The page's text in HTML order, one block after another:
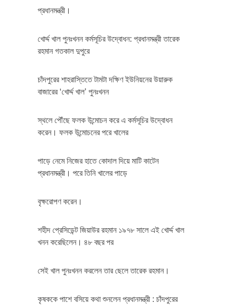
প্রধানমন্ত্রী।
খোর্দ্দ খাল পুনঃখনন কর্মসূচির উদ্বোধন: প্রধানমন্ত্রী তারেক
রহমান গতকাল দুপুরে
চাঁদপুরের শাহরাস্তিতে টামটা দক্ষিণ ইউনিয়নের উয়ারুক
বাজারের ‘খোর্দ্দ খাল’ পুনঃখনন
স্থলে পৌঁছে ফলক উন্মোচন করে এ কর্মসূচির উদ্বোধন
করেন। ফলক উন্মোচনের পরে খালের
পাড়ে নেমে নিজের হাতে কোদাল দিয়ে মাটি কাটেন
প্রধানমন্ত্রী। পরে তিনি খালের পাড়ে
বৃক্ষরোপণ করেন।
শহীদ প্রেসিডেন্ট জিয়াউর রহমান ১৯৭৮ সালে এই খোর্দ্দ খাল
খনন করেছিলেন। ৪৮ বছর পর
সেই খাল পুনঃখনন করলেন তার ছেলে তারেক রহমান।
কৃষককে পাশে বসিয়ে কথা শুনলেন প্রধানমন্ত্রী : চাঁদপুরের